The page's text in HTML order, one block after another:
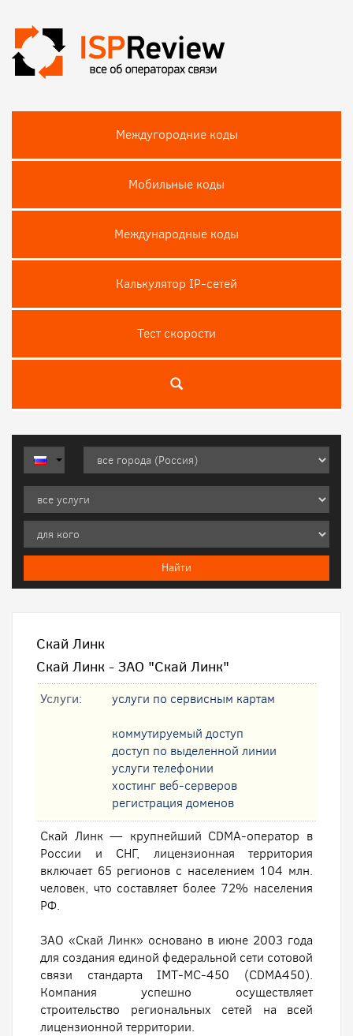
Междугородние коды
Мобильные коды
Международные коды
Калькулятор IP-сетей
Тест скороcти
Скай Линк
Скай Линк - ЗАО "Скай Линк"
Услуги: услуги по сервисным картам
коммутируемый доступ
доступ по выделенной линии
услуги телефонии
хостинг веб-серверов
регистрация доменов
Скай Линк — крупнейший CDMA-оператор в
России и СНГ, лицензионная территория
включает 65 регионов с населением 104 млн.
человек, что составляет более 72% населения
РФ.
ЗАО «Скай Линк» основано в июне 2003 года
для создания единой федеральной сети сотовой
связи стандарта IMT-MC-450 (CDMA450).
Компания успешно осуществляет
строительство региональных сетей на всей
лицензионной территории.